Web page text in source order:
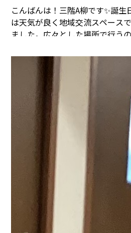
こんばんは！三階A柳です✨誕生
は天気が良く地域交流スペース
ました。 広々とした場所で行う
を歌わせて頂きました🎤そして
優しい笑顔でみんなを包み込ん
一年にしましょうね(^^♪